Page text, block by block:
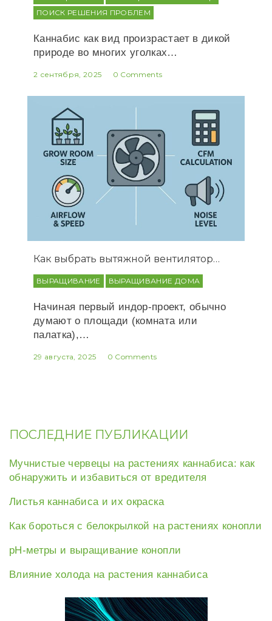
ПОИСК РЕШЕНИЯ ПРОБЛЕМ
Каннабис как вид произрастает в дикой
природе во многих уголках…
2 сентября, 2025 0 Comments
Как выбрать вытяжной вентилятор…
ВЫРАЩИВАНИЕ ВЫРАЩИВАНИЕ ДОМА
Начиная первый индор-проект, обычно
думают о площади (комната или
палатка),…
29 августа, 2025 0 Comments
ПОСЛЕДНИЕ ПУБЛИКАЦИИ
Мучнистые червецы на растениях каннабиса: как
обнаружить и избавиться от вредителя
Листья каннабиса и их окраска
Как бороться с белокрылкой на растениях конопли
рН-метры и выращивание конопли
Влияние холода на растения каннабиса